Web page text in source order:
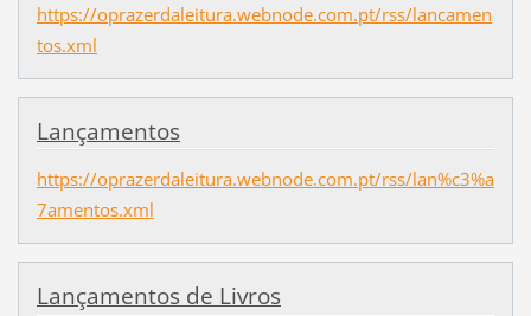
https://oprazerdaleitura.webnode.com.pt/rss/lancamen
tos.xml
Lançamentos
https://oprazerdaleitura.webnode.com.pt/rss/lan%c3%a
7amentos.xml
Lançamentos de Livros